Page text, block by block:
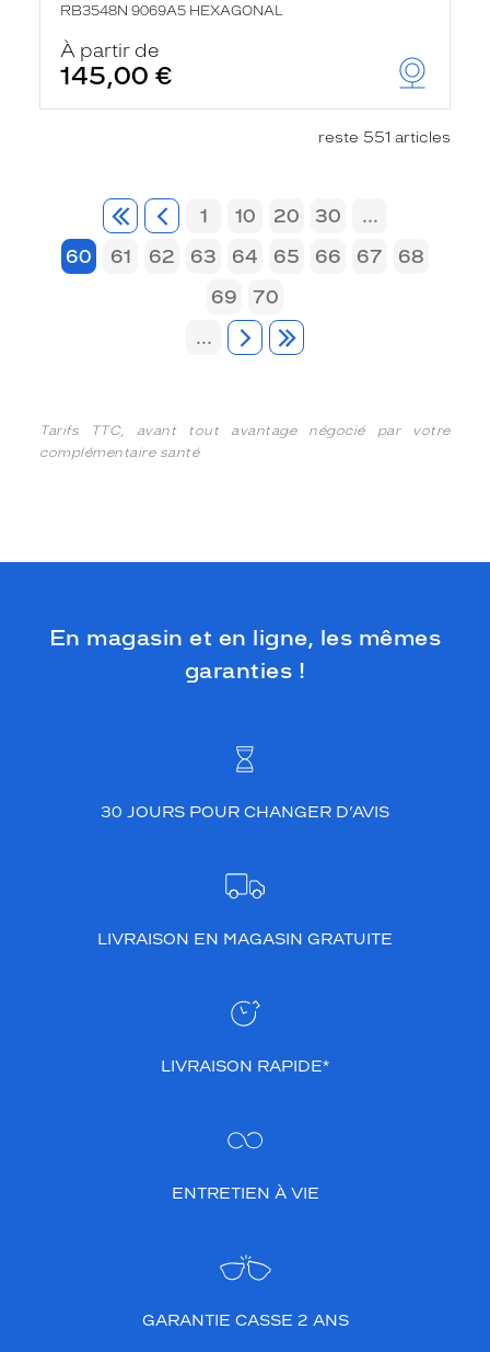
RB3548N 9069A5 HEXAGONAL
À partir de
145,00 €
reste 551 articles
1 10 20 30
...
60
61 62 63 64 65 66 67
68
69
70
...
Tarifs TTC, avant tout avantage négocié par votre
complémentaire santé
En magasin et en ligne, les mêmes
garanties !
30 JOURS POUR CHANGER D’AVIS
LIVRAISON EN MAGASIN GRATUITE
LIVRAISON RAPIDE*
ENTRETIEN À VIE
GARANTIE CASSE 2 ANS